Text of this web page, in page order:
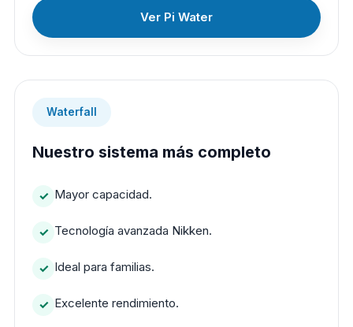
Ver Pi Water
Waterfall
Nuestro sistema más completo
Mayor capacidad.
Tecnología avanzada Nikken.
Ideal para familias.
Excelente rendimiento.